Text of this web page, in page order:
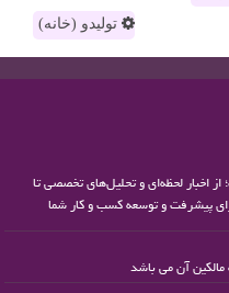
تولیدو (خانه)
اخبار لحظه‌ای و تحلیل‌های تخصصی تا
پیشرفت و توسعه کسب و کار شما